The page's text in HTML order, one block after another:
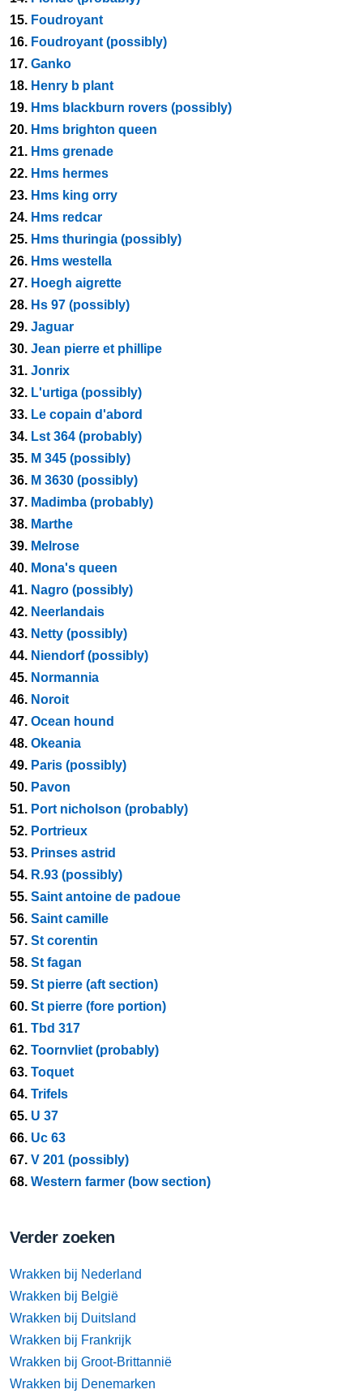
15. Foudroyant
16. Foudroyant (possibly)
17. Ganko
18. Henry b plant
19. Hms blackburn rovers (possibly)
20. Hms brighton queen
21. Hms grenade
22. Hms hermes
23. Hms king orry
24. Hms redcar
25. Hms thuringia (possibly)
26. Hms westella
27. Hoegh aigrette
28. Hs 97 (possibly)
29. Jaguar
30. Jean pierre et phillipe
31. Jonrix
32. L'urtiga (possibly)
33. Le copain d'abord
34. Lst 364 (probably)
35. M 345 (possibly)
36. M 3630 (possibly)
37. Madimba (probably)
38. Marthe
39. Melrose
40. Mona's queen
41. Nagro (possibly)
42. Neerlandais
43. Netty (possibly)
44. Niendorf (possibly)
45. Normannia
46. Noroit
47. Ocean hound
48. Okeania
49. Paris (possibly)
50. Pavon
51. Port nicholson (probably)
52. Portrieux
53. Prinses astrid
54. R.93 (possibly)
55. Saint antoine de padoue
56. Saint camille
57. St corentin
58. St fagan
59. St pierre (aft section)
60. St pierre (fore portion)
61. Tbd 317
62. Toornvliet (probably)
63. Toquet
64. Trifels
65. U 37
66. Uc 63
67. V 201 (possibly)
68. Western farmer (bow section)
Verder zoeken
Wrakken bij Nederland
Wrakken bij België
Wrakken bij Duitsland
Wrakken bij Frankrijk
Wrakken bij Groot-Brittannië
Wrakken bij Denemarken